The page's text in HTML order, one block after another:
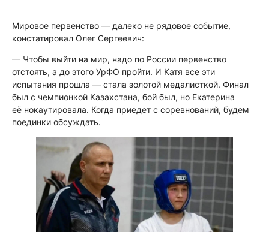
Мировое первенство — далеко не рядовое событие,
констатировал Олег Сергеевич:
— Чтобы выйти на мир, надо по России первенство
отстоять, а до этого УрФО пройти. И Катя все эти
испытания прошла — стала золотой медалисткой. Финал
был с чемпионкой Казахстана, бой был, но Екатерина
её нокаутировала. Когда приедет с соревнований, будем
поединки обсуждать.